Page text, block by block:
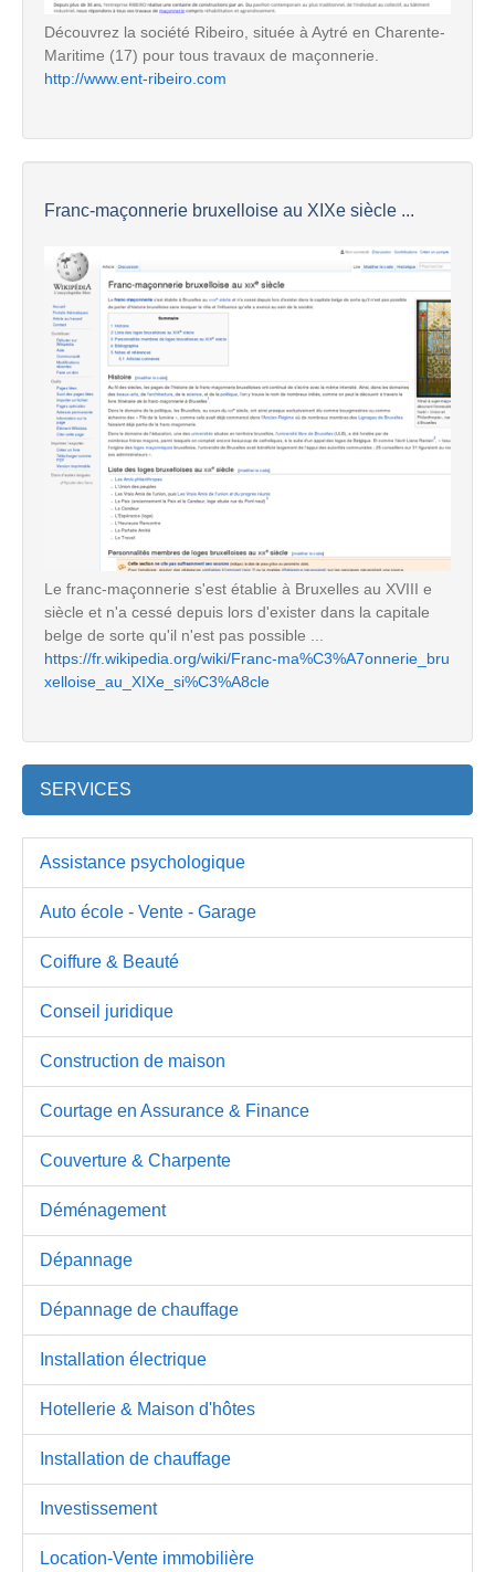
Découvrez la société Ribeiro, située à Aytré en Charente-
Maritime (17) pour tous travaux de maçonnerie.
http://www.ent-ribeiro.com
Franc-maçonnerie bruxelloise au XIXe siècle ...
Le franc-maçonnerie s'est établie à Bruxelles au XVIII e
siècle et n'a cessé depuis lors d'exister dans la capitale
belge de sorte qu'il n'est pas possible ...
https://fr.wikipedia.org/wiki/Franc-ma%C3%A7onnerie_bru
xelloise_au_XIXe_si%C3%A8cle
SERVICES
Assistance psychologique
Auto école - Vente - Garage
Coiffure & Beauté
Conseil juridique
Construction de maison
Courtage en Assurance & Finance
Couverture & Charpente
Déménagement
Dépannage
Dépannage de chauffage
Installation électrique
Hotellerie & Maison d'hôtes
Installation de chauffage
Investissement
Location-Vente immobilière